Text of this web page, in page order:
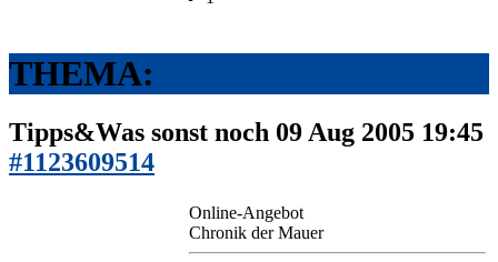
THEMA:
Tipps&Was sonst noch 09 Aug 2005 19:45
#1123609514
Online-Angebot
Chronik der Mauer